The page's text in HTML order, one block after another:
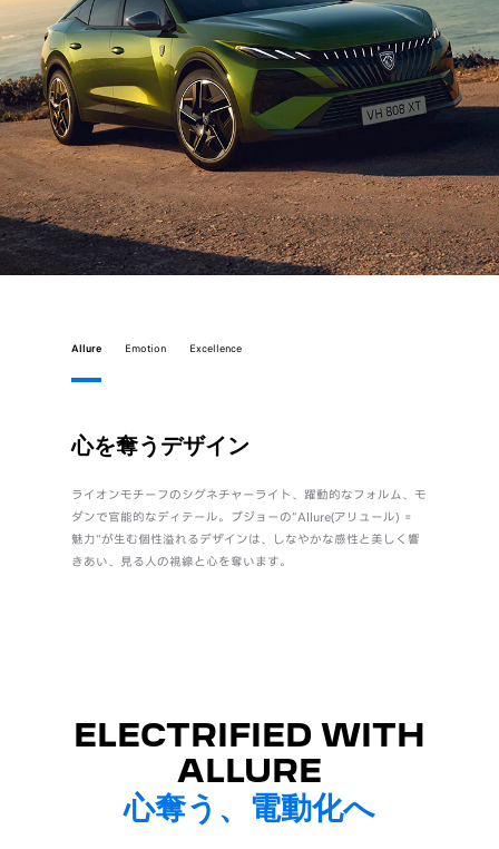
心を奪うデザイン
ライオンモチーフのシグネチャーライト、躍動的なフォルム、モ
ダンで官能的なディテール。プジョーの"Allure(アリュール) ＝
魅力"が生む個性溢れるデザインは、しなやかな感性と美しく響
きあい、見る人の視線と心を奪います。
Allure Emotion Excellence
ELECTRIFIED WITH
ALLURE
心奪う、電動化へ